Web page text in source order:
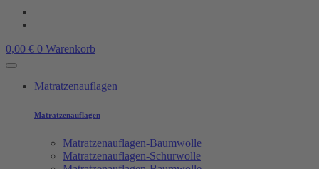
0,00 € 0 Warenkorb
Matratzenauflagen
Matratzenauflagen
Matratzenauflagen-Baumwolle
Matratzenauflagen-Schurwolle